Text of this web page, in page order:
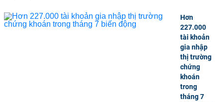
Hơn
227.000
tài khoản
gia nhập
thị trường
chứng
khoán
trong
tháng 7